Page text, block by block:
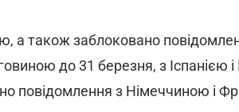
а також заблоковано
до 31 березня, з Іспанією
повідомлення з Німеччиною і